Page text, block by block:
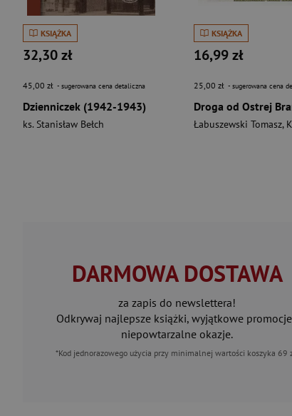
KSIĄŻKA
32,30 zł
45,00 zł - sugerowana cena detaliczna
Dzienniczek (1942-1943)
ks. Stanisław Bełch
KSIĄŻKA
16,99 zł
25,00 zł - sugerowana cena
Łabuszewski Tomasz,
DARMOWA DOSTAWA
za zapis do newslettera!
Odkrywaj najlepsze książki, wyjątkowe
niepowtarzalne okazje.
*Kod jednorazowego użycia przy minimalnej wartości koszyka 69